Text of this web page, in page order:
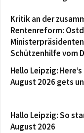
Kritik an der
Rentenreform:
Schützenhilfe vom
Hello Leipzig:
August 2026 gets
Hallo Leipzig: So
August 2026